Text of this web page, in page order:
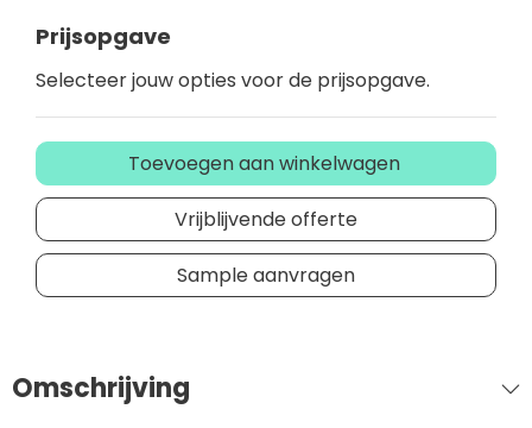
Prijsopgave
Selecteer jouw opties voor de prijsopgave.
Toevoegen aan winkelwagen
Vrijblijvende offerte
Sample aanvragen
Omschrijving